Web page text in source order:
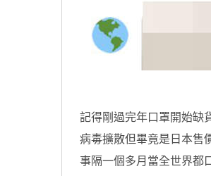
記得剛過完年口罩開始缺
病毒擴散但畢竟是日本售
事隔一個多月當全世界都